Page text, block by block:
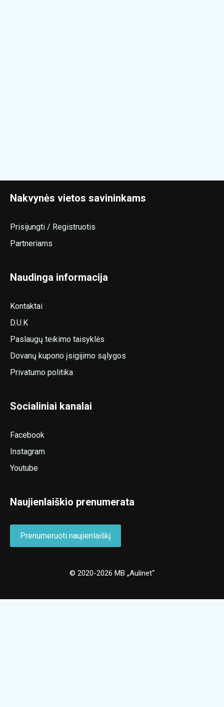
Nakvynės vietos savininkams
Prisijungti / Registruotis
Partneriams
Naudinga informacija
Kontaktai
D.U.K
Paslaugų teikimo taisyklės
Dovanų kupono įsigijimo sąlygos
Privatumo politika
Socialiniai kanalai
Facebook
Instagram
Youtube
Naujienlaiškio prenumerata
Prenumeruoti naujienlaiškį
© 2020-2026 MB „Aulinet“